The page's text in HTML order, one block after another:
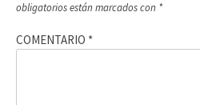
obligatorios están marcados con *
COMENTARIO *